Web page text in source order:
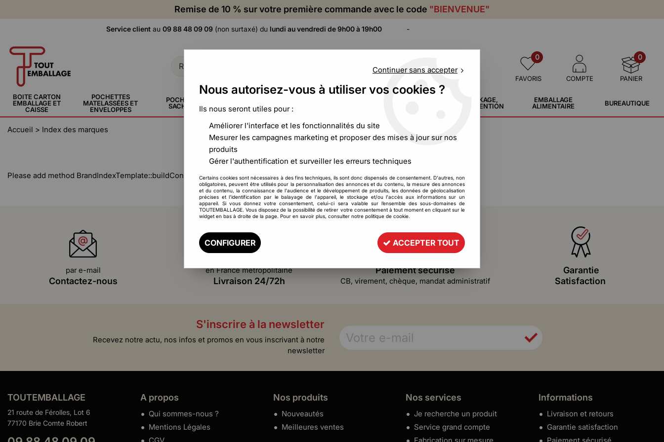
Remise de 10 % sur votre première commande avec le code "BIENVENUE"
Service client au 09 88 48 09 09 (non surtaxé) du lundi au vendredi de 9h00 à 19h00 -
0
FAVORIS COMPTE
0
PANIER
BOITE CARTON
EMBALLAGE ET
CAISSE
POCHETTES
MATELASSÉES ET
ENVELOPPES
POCHETTE,
SACHERIE
PROTECTION
ADHÉSIF,
STOCKAGE,
MANUTENTION
EMBALLAGE
ALIMENTAIRE
BUREAUTIQUE
Accueil > Index des marques
Please add method BrandIndexTemplate::buildContent()
par e-mail
Contactez-nous
en France métropolitaine
Livraison 24/72h
Paiement sécurisé
CB, virement, chèque, mandat administratif
Garantie
Satisfaction
S'inscrire à la newsletter
Recevez notre actu, nos infos et promos en vous inscrivant à notre
newsletter
TOUTEMBALLAGE
21 route de Férolles, Lot 6
77170 Brie Comte Robert
A propos
Qui sommes-nous ?
Mentions Légales
Nos produits
Nouveautés
Meilleures ventes
Nos services
Je recherche un produit
Service grand compte
Informations
Livraison et retours
Garantie satisfaction
Continuer sans accepter
Nous autorisez-vous à utiliser vos cookies ?
Ils nous seront utiles pour :
Améliorer l'interface et les fonctionnalités du site
Mesurer les campagnes marketing et proposer des mises à jour sur nos
produits
Gérer l'authentification et surveiller les erreurs techniques
Certains cookies sont nécessaires à des fins techniques, ils sont donc dispensés de consentement. D'autres, non
obligatoires, peuvent être utilisés pour la personnalisation des annonces et du contenu, la mesure des annonces
et du contenu, la connaissance de l'audience et le développement de produits, les données de géolocalisation
précises et l'identification par le balayage de l'appareil, le stockage et/ou l'accès aux informations sur un
appareil. Si vous donnez votre consentement, celui-ci sera valable sur l’ensemble des sous-domaines de
TOUTEMBALLAGE. Vous disposez de la possibilité de retirer votre consentement à tout moment en cliquant sur le
widget en bas à droite de la page. Pour en savoir plus, consulter notre politique de cookie.
CONFIGURER ACCEPTER TOUT